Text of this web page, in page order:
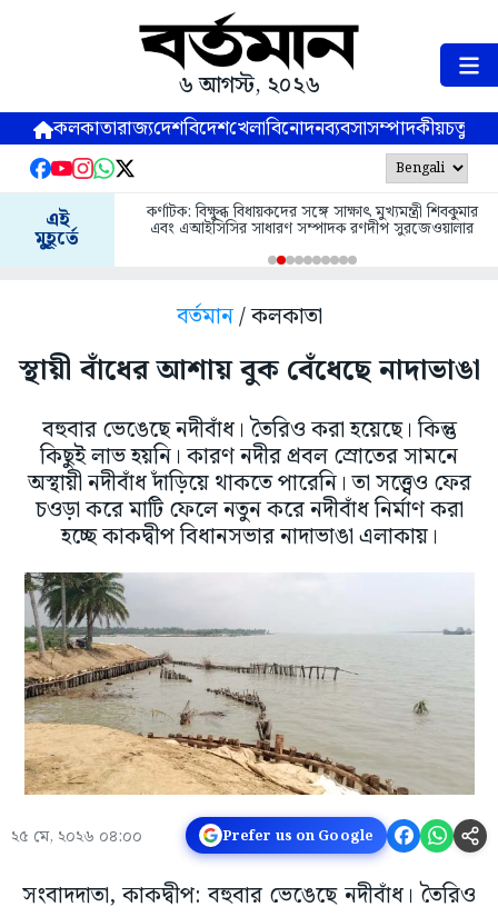
৬ আগস্ট, ২০২৬
কলকাতারাজ্যদেশবিদেশখেলাবিনোদনব্যবসাসম্পাদকীয়
এই
মুহূর্তে
কর্ণাটক: বিক্ষুব্ধ বিধায়কদের সঙ্গে সাক্ষাৎ মুখ্যমন্ত্রী শিবকুমার
এবং এআইসিসির সাধারণ সম্পাদক রণদীপ সুরজেওয়ালার
বর্তমান/ কলকাতা
স্থায়ী বাঁধের আশায় বুক বেঁধেছে নাদাভাঙা
বহুবার ভেঙেছে নদীবাঁধ। তৈরিও করা হয়েছে। কিন্তু
কিছুই লাভ হয়নি। কারণ নদীর প্রবল স্রোতের সামনে
অস্থায়ী নদীবাঁধ দাঁড়িয়ে থাকতে পারেনি। তা সত্ত্বেও ফের
চওড়া করে মাটি ফেলে নতুন করে নদীবাঁধ নির্মাণ করা
হচ্ছে কাকদ্বীপ বিধানসভার নাদাভাঙা এলাকায়।
২৫ মে, ২০২৬ ০৪:০০ Prefer us on Google
সংবাদদাতা, কাকদ্বীপ: বহুবার ভেঙেছে নদীবাঁধ। তৈরিও